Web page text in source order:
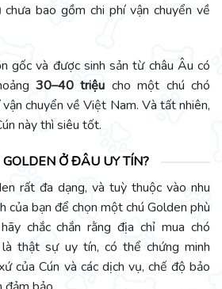
chưa bao gồm chi phí vận chuyển về
gốc và được sinh sản từ châu Âu có
30–40 triệu cho một chú chó
chuyển về Việt Nam. Và tất nhiên,
này thì siêu tốt.
Ở ĐÂU UY TÍN?
rất đa dạng, và tuỳ thuộc vào nhu
của bạn để chọn một chú Golden phù
chắc chắn rằng địa chỉ mua chó
thật sự uy tín, có thể chứng minh
của Cún và các dịch vụ, chế độ bảo